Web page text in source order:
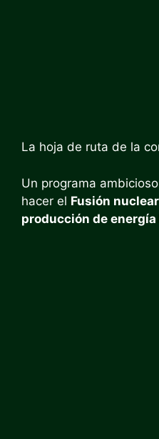
La hoja de ruta de la
Un programa
hacer el Fusión
producción de